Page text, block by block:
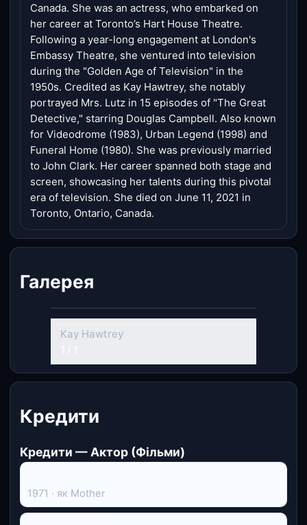
Canada. She was an actress, who embarked on
her career at Toronto’s Hart House Theatre.
Following a year-long engagement at London's
Embassy Theatre, she ventured into television
during the "Golden Age of Television" in the
1950s. Credited as Kay Hawtrey, she notably
portrayed Mrs. Lutz in 15 episodes of "The Great
Detective," starring Douglas Campbell. Also known
for Videodrome (1983), Urban Legend (1998) and
Funeral Home (1980). She was previously married
to John Clark. Her career spanned both stage and
screen, showcasing her talents during this pivotal
era of television. She died on June 11, 2021 in
Toronto, Ontario, Canada.
Галерея
Kay Hawtrey
Кредити
Кредити — Актор (Фільми)
1971 · як Mother